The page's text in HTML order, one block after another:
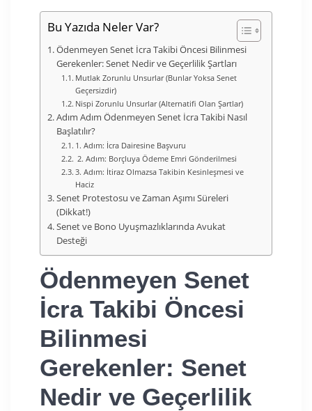
Bu Yazıda Neler Var?
Ödenmeyen Senet İcra Takibi Öncesi Bilinmesi
Gerekenler: Senet Nedir ve Geçerlilik Şartları
Mutlak Zorunlu Unsurlar (Bunlar Yoksa Senet
Geçersizdir)
Nispi Zorunlu Unsurlar (Alternatifi Olan Şartlar)
Adım Adım Ödenmeyen Senet İcra Takibi Nasıl
Başlatılır?
1. Adım: İcra Dairesine Başvuru
2. Adım: Borçluya Ödeme Emri Gönderilmesi
3. Adım: İtiraz Olmazsa Takibin Kesinleşmesi ve
Haciz
Senet Protestosu ve Zaman Aşımı Süreleri
(Dikkat!)
Senet ve Bono Uyuşmazlıklarında Avukat
Desteği
Ödenmeyen Senet
İcra Takibi Öncesi
Bilinmesi
Gerekenler: Senet
Nedir ve Geçerlilik